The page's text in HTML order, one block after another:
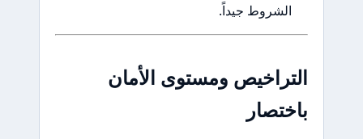
الشروط جيداً.
التراخيص ومستوى الأمان
باختصار